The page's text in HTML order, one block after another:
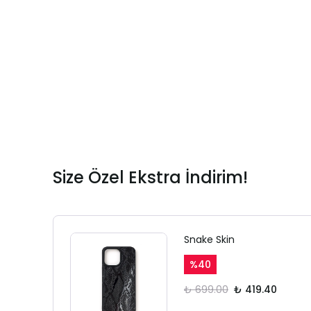
Size Özel Ekstra İndirim!
Snake Skin
%40
₺ 699.00 ₺ 419.40